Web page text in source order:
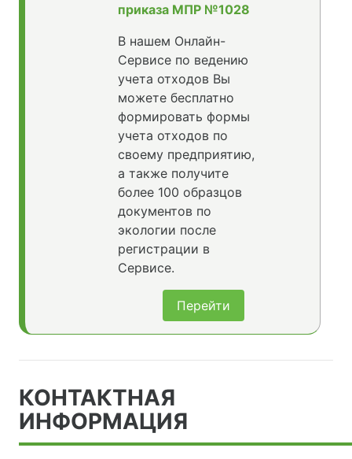
приказа МПР №1028
В нашем Онлайн-
Сервисе по ведению
учета отходов Вы
можете бесплатно
формировать формы
учета отходов по
своему предприятию,
а также получите
более 100 образцов
документов по
экологии после
регистрации в
Сервисе.
Перейти
КОНТАКТНАЯ
ИНФОРМАЦИЯ